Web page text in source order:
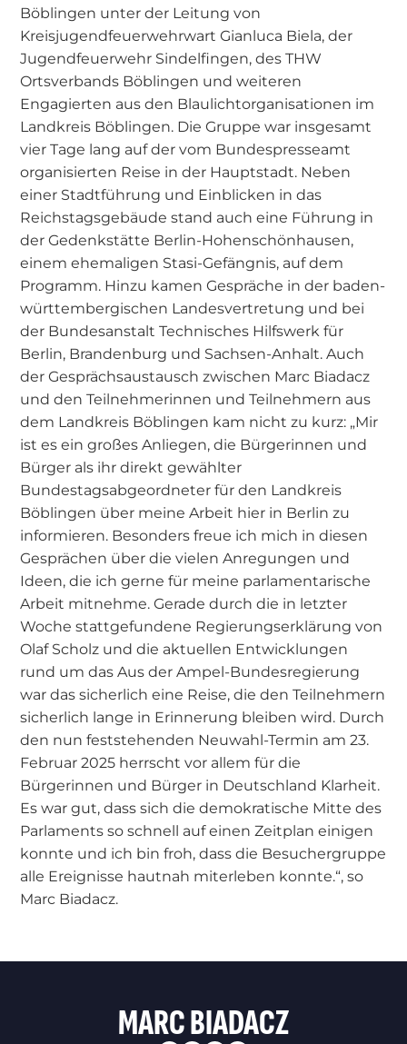
Böblingen unter der Leitung von
Kreisjugendfeuerwehrwart Gianluca Biela, der
Jugendfeuerwehr Sindelfingen, des THW
Ortsverbands Böblingen und weiteren
Engagierten aus den Blaulichtorganisationen im
Landkreis Böblingen. Die Gruppe war insgesamt
vier Tage lang auf der vom Bundespresseamt
organisierten Reise in der Hauptstadt. Neben
einer Stadtführung und Einblicken in das
Reichstagsgebäude stand auch eine Führung in
der Gedenkstätte Berlin-Hohenschönhausen,
einem ehemaligen Stasi-Gefängnis, auf dem
Programm. Hinzu kamen Gespräche in der baden-
württembergischen Landesvertretung und bei
der Bundesanstalt Technisches Hilfswerk für
Berlin, Brandenburg und Sachsen-Anhalt. Auch
der Gesprächsaustausch zwischen Marc Biadacz
und den Teilnehmerinnen und Teilnehmern aus
dem Landkreis Böblingen kam nicht zu kurz: „Mir
ist es ein großes Anliegen, die Bürgerinnen und
Bürger als ihr direkt gewählter
Bundestagsabgeordneter für den Landkreis
Böblingen über meine Arbeit hier in Berlin zu
informieren. Besonders freue ich mich in diesen
Gesprächen über die vielen Anregungen und
Ideen, die ich gerne für meine parlamentarische
Arbeit mitnehme. Gerade durch die in letzter
Woche stattgefundene Regierungserklärung von
Olaf Scholz und die aktuellen Entwicklungen
rund um das Aus der Ampel-Bundesregierung
war das sicherlich eine Reise, die den Teilnehmern
sicherlich lange in Erinnerung bleiben wird. Durch
den nun feststehenden Neuwahl-Termin am 23.
Februar 2025 herrscht vor allem für die
Bürgerinnen und Bürger in Deutschland Klarheit.
Es war gut, dass sich die demokratische Mitte des
Parlaments so schnell auf einen Zeitplan einigen
konnte und ich bin froh, dass die Besuchergruppe
alle Ereignisse hautnah miterleben konnte.“, so
Marc Biadacz.
MARC BIADACZ